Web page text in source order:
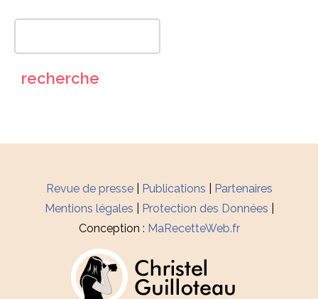
Revue de presse| Publications
Partenaires
Mentions légales
Protection des Données
Conception : MaRecetteWeb.fr